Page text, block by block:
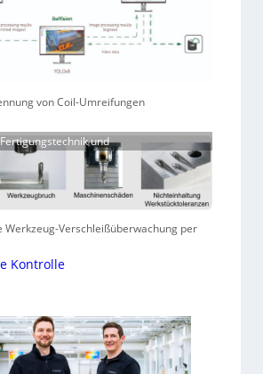
von Coil-Umreifungen
und
Werkzeug-Verschleißüberwachung per
Kontrolle